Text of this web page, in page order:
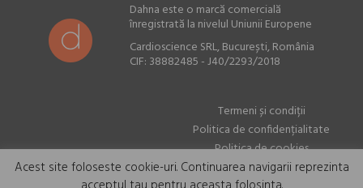
Dahna este o marcă comercială
înregistrată la nivelul Uniunii Europene
Cardioscience SRL, București, România
CIF: 38882485 - J40/2293/2018
Termeni și condiții
Politica de confidențialitate
Politica de cookies
Acest site foloseste cookie-uri. Continuarea navigarii reprezinta